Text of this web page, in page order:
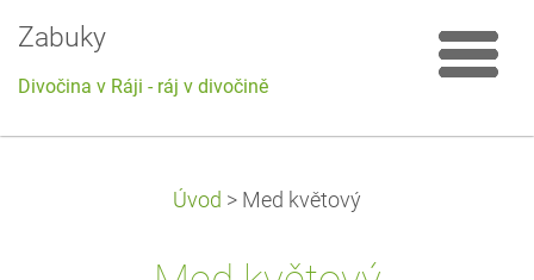
Zabuky
Divočina v Ráji - ráj v divočině
Úvod > Med květový